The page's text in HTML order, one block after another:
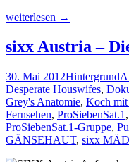
„Korrespondenten
wie
Botschafter
weiterlesen →
sixx Austria –
30. Mai 2012Hintergrund
Desperate Houswifes,
Grey's Anatomie, Koch
Fernsehen, ProSiebenSat.1 ,
ProSiebenSat.1-Gruppe,
GÄNSEHAUT, sixx